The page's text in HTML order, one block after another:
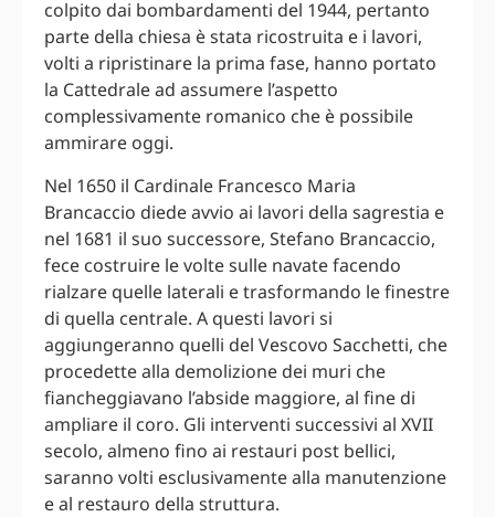
colpito dai bombardamenti del 1944, pertanto
parte della chiesa è stata ricostruita e i lavori,
volti a ripristinare la prima fase, hanno portato
la Cattedrale ad assumere l’aspetto
complessivamente romanico che è possibile
ammirare oggi.
Nel 1650 il Cardinale Francesco Maria
Brancaccio diede avvio ai lavori della sagrestia e
nel 1681 il suo successore, Stefano Brancaccio,
fece costruire le volte sulle navate facendo
rialzare quelle laterali e trasformando le finestre
di quella centrale. A questi lavori si
aggiungeranno quelli del Vescovo Sacchetti, che
procedette alla demolizione dei muri che
fiancheggiavano l’abside maggiore, al fine di
ampliare il coro. Gli interventi successivi al XVII
secolo, almeno fino ai restauri post bellici,
saranno volti esclusivamente alla manutenzione
e al restauro della struttura.